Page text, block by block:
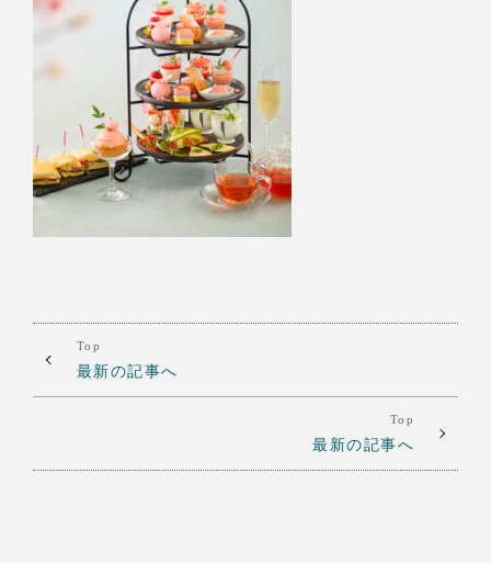
Top
最新の記事へ
Top
最新の記事へ